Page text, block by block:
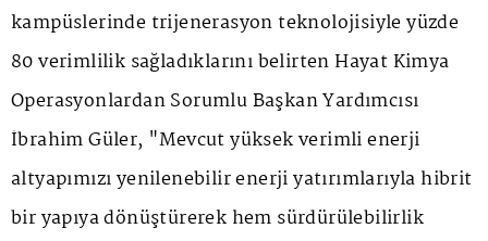
kampüslerinde trijenerasyon teknolojisiyle yüzde
80 verimlilik sağladıklarını belirten Hayat Kimya
Operasyonlardan Sorumlu Başkan Yardımcısı
İbrahim Güler, "Mevcut yüksek verimli enerji
altyapımızı yenilenebilir enerji yatırımlarıyla hibrit
bir yapıya dönüştürerek hem sürdürülebilirlik